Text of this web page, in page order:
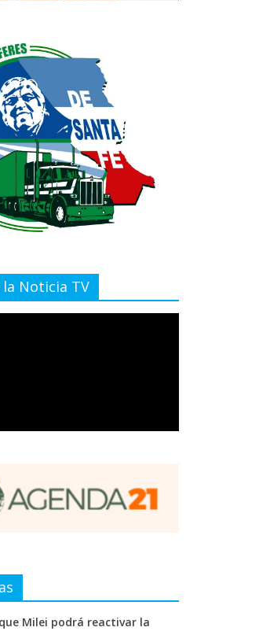
la Noticia TV
Milei podrá reactivar la